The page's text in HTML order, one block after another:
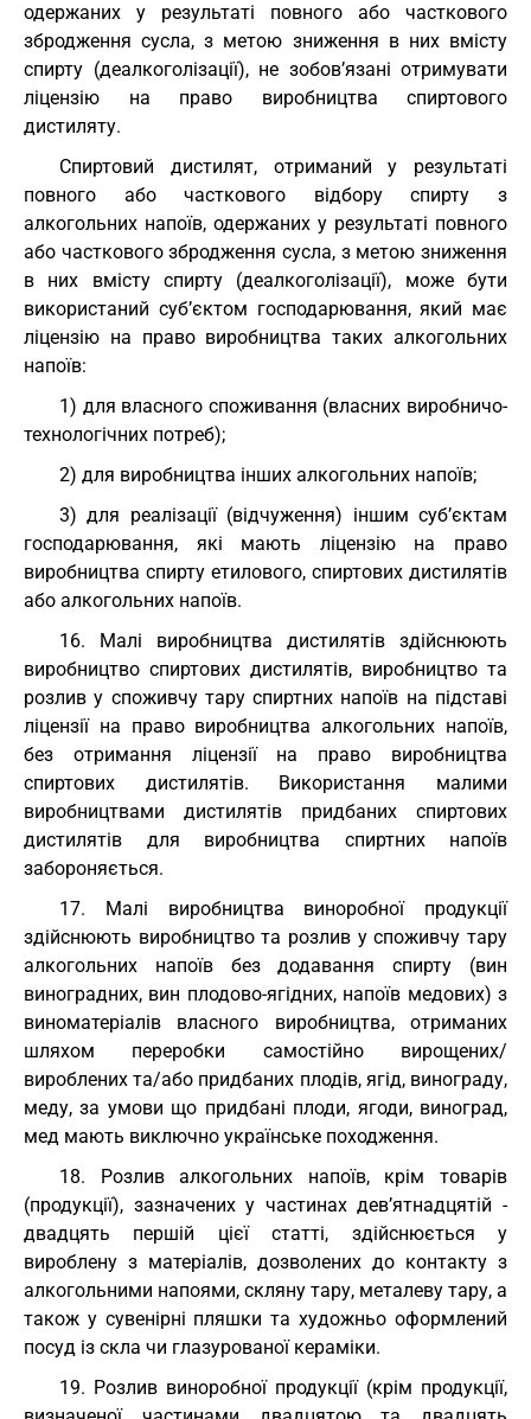
одержаних у результаті повного або часткового
збродження сусла, з метою зниження в них вмісту
спирту (деалкоголізації), не зобов’язані отримувати
ліцензію на право виробництва спиртового
дистиляту.
Спиртовий дистилят, отриманий у результаті
повного або часткового відбору спирту з
алкогольних напоїв, одержаних у результаті повного
або часткового збродження сусла, з метою зниження
в них вмісту спирту (деалкоголізації), може бути
використаний суб’єктом господарювання, який має
ліцензію на право виробництва таких алкогольних
напоїв:
1) для власного споживання (власних виробничо-
технологічних потреб);
2) для виробництва інших алкогольних напоїв;
3) для реалізації (відчуження) іншим суб’єктам
господарювання, які мають ліцензію на право
виробництва спирту етилового, спиртових дистилятів
або алкогольних напоїв.
16. Малі виробництва дистилятів здійснюють
виробництво спиртових дистилятів, виробництво та
розлив у споживчу тару спиртних напоїв на підставі
ліцензії на право виробництва алкогольних напоїв,
без отримання ліцензії на право виробництва
спиртових дистилятів. Використання малими
виробництвами дистилятів придбаних спиртових
дистилятів для виробництва спиртних напоїв
забороняється.
17. Малі виробництва виноробної продукції
здійснюють виробництво та розлив у споживчу тару
алкогольних напоїв без додавання спирту (вин
виноградних, вин плодово-ягідних, напоїв медових) з
виноматеріалів власного виробництва, отриманих
шляхом переробки самостійно вирощених/
вироблених та/або придбаних плодів, ягід, винограду,
меду, за умови що придбані плоди, ягоди, виноград,
мед мають виключно українське походження.
18. Розлив алкогольних напоїв, крім товарів
(продукції), зазначених у частинах дев’ятнадцятій -
двадцять першій цієї статті, здійснюється у
вироблену з матеріалів, дозволених до контакту з
алкогольними напоями, скляну тару, металеву тару, а
також у сувенірні пляшки та художньо оформлений
посуд із скла чи глазурованої кераміки.
19. Розлив виноробної продукції (крім продукції,